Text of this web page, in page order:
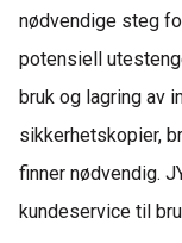
nødvendige steg
potensiell
bruk og lagring av
sikkerhetskopier,
finner nødvendig.
kundeservice til